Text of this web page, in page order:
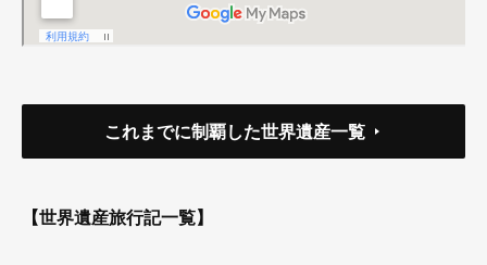
これまでに制覇した世界遺産一覧
【世界遺産旅行記一覧】